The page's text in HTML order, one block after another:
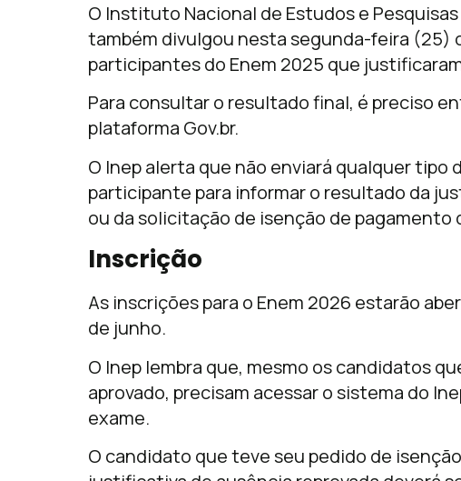
O Instituto Nacional de Estudos e
também divulgou nesta segunda-feira (25)
participantes do Enem 2025 que
Para consultar o resultado final, é preciso
plataforma Gov.br.
O Inep alerta que não enviará qualquer tipo
participante para informar o resultado da
ou da solicitação de isenção de pagamento
Inscrição
As inscrições para o Enem 2026 estarão
de junho.
O Inep lembra que, mesmo os candidatos
aprovado, precisam acessar o sistema do
exame.
O candidato que teve seu pedido de